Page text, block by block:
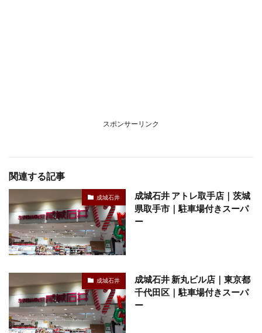
スポンサーリンク
関連する記事
成城石井
成城石井 アトレ取手店｜茨城
県取手市｜駐車場付きスーパ
ー
成城石井
成城石井 新丸ビル店｜東京都
千代田区｜駐車場付きスーパ
ー